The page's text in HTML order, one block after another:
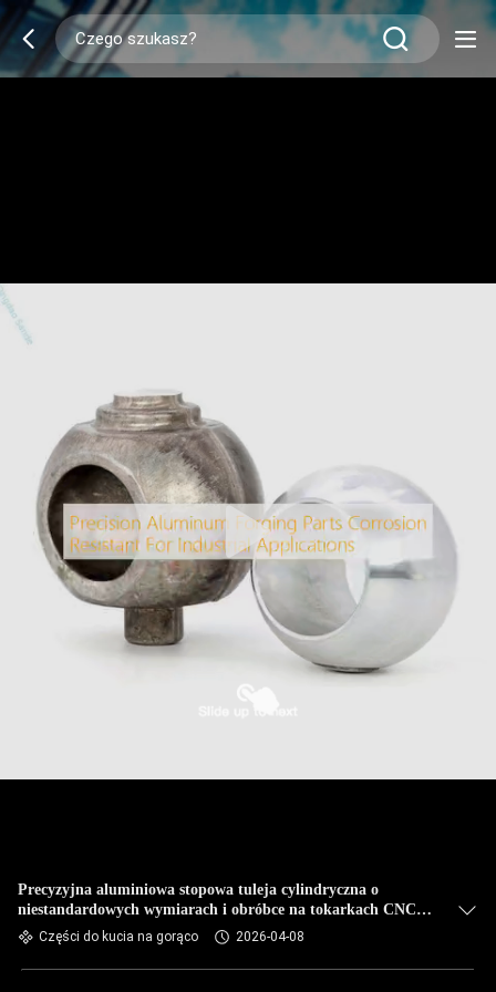
Precyzyjna aluminiowa stopowa tuleja cylindryczna o
niestandardowych wymiarach i obróbce na tokarkach CNC
dla odporności na korozję
Części do kucia na gorąco 2026-04-08